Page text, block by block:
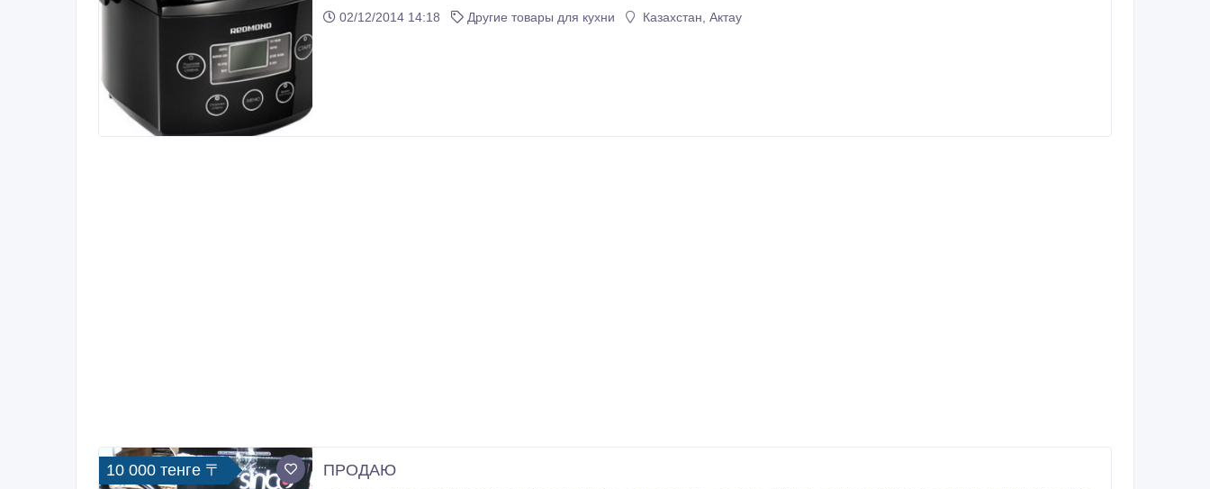
02/12/2014 14:18
Другие товары для кухни Казахстан, Актау
10 000 тенге 〒 ПРОДАЮ